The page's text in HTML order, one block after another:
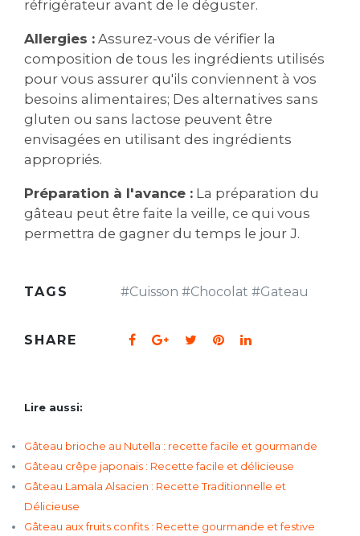
réfrigérateur avant de le déguster.
Allergies : Assurez-vous de vérifier la
composition de tous les ingrédients utilisés
pour vous assurer qu'ils conviennent à vos
besoins alimentaires; Des alternatives sans
gluten ou sans lactose peuvent être
envisagées en utilisant des ingrédients
appropriés.
Préparation à l'avance : La préparation du
gâteau peut être faite la veille, ce qui vous
permettra de gagner du temps le jour J.
TAGS #Cuisson #Chocolat #Gateau
SHARE
Lire aussi:
Gâteau brioche au Nutella : recette facile et gourmande
Gâteau crêpe japonais : Recette facile et délicieuse
Gâteau Lamala Alsacien : Recette Traditionnelle et
Délicieuse
Gâteau aux fruits confits : Recette gourmande et festive